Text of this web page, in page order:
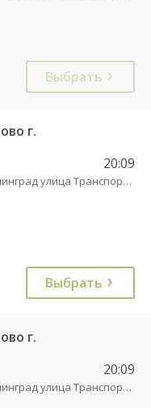
Выбрать
г.
20:09
Калининград улица Транспортая
Выбрать
г.
20:09
Калининград улица Транспортая